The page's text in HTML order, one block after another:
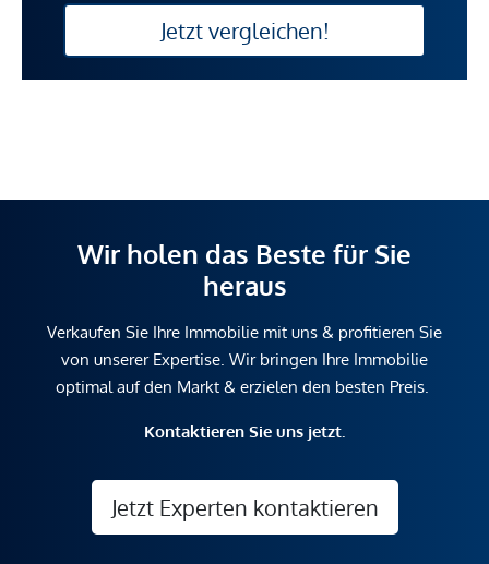
Jetzt vergleichen!
Wir holen das Beste für Sie
heraus
Verkaufen Sie Ihre Immobilie mit uns & profitieren Sie
von unserer Expertise. Wir bringen Ihre Immobilie
optimal auf den Markt & erzielen den besten Preis.
Kontaktieren Sie uns jetzt.
Jetzt Experten kontaktieren